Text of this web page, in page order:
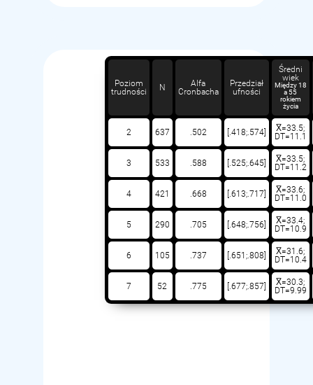
Poziom
trudności
N
Alfa
Cronbacha
Przedział
ufności
Średni
wiek
Między 18
a 55
rokiem
życia
2 637 .502 [.418;.574]
X̅=33.5;
DT=11.1
3 533 .588 [.525;.645]
X̅=33.5;
DT=11.2
4 421 .668 [.613;.717]
X̅=33.6;
DT=11.0
5 290 .705 [.648;.756]
X̅=33.4;
DT=10.9
6 105 .737 [.651;.808]
X̅=31.6;
DT=10.4
7 52 .775 [.677;.857]
X̅=30.3;
DT=9.99